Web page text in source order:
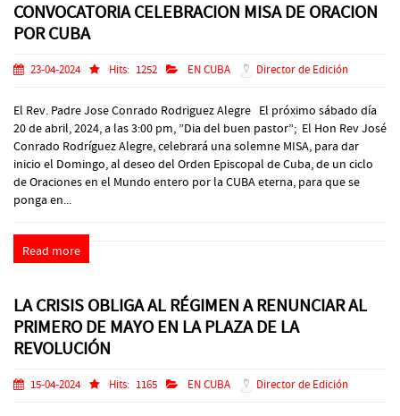
CONVOCATORIA CELEBRACION MISA DE ORACION
POR CUBA
23-04-2024 Hits: 1252 EN CUBA Director de Edición
El Rev. Padre Jose Conrado Rodriguez Alegre El próximo sábado día
20 de abril, 2024, a las 3:00 pm, ”Dia del buen pastor”; El Hon Rev José
Conrado Rodríguez Alegre, celebrará una solemne MISA, para dar
inicio el Domingo, al deseo del Orden Episcopal de Cuba, de un ciclo
de Oraciones en el Mundo entero por la CUBA eterna, para que se
ponga en...
Read more
LA CRISIS OBLIGA AL RÉGIMEN A RENUNCIAR AL
PRIMERO DE MAYO EN LA PLAZA DE LA
REVOLUCIÓN
15-04-2024 Hits: 1165 EN CUBA Director de Edición